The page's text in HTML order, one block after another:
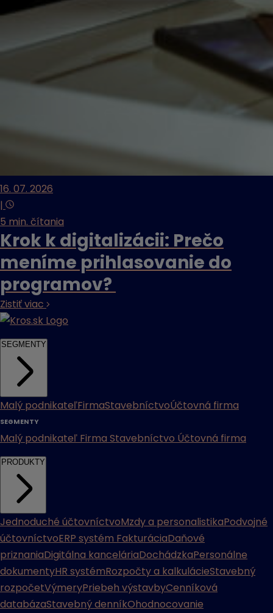
16. 07. 2026
|
5 min. čítania
Krok k digitalizácii: Prečo
meníme prihlasovanie do
programov?
Zistiť viac
SEGMENTY
Malý podnikateľFirmaStavebníctvoÚčtovná firma
SEGMENTY
Malý podnikateľ Firma Stavebníctvo Účtovná firma
PRODUKTY
Jednoduché účtovníctvoMzdy a personalistikaPodvojné
účtovníctvoERP systém FakturáciaDaňové
priznaniaDigitálna kanceláriaDochádzkaPersonálne
dokumentyHR systémRozpočty a kalkulácieStavebný
rozpočetVýmeryPriebeh výstavbyCenníková
databázaStavebný denníkOhodnocovanie